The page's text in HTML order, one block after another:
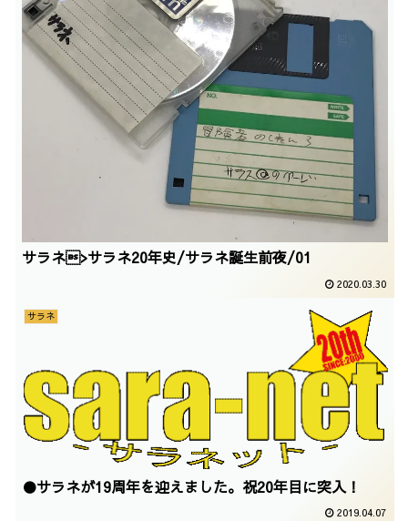
サラネ>サラネ20年史/サラネ誕生前夜/01
2020.03.30
サラネ
●サラネが19周年を迎えました。祝20年目に突入！
2019.04.07